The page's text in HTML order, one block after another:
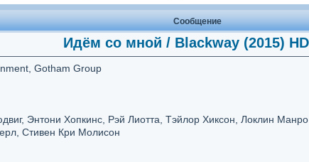
Сообщение
Идём со мной / Blackway (2015)
Gotham Group
Энтони Хопкинс, Рэй Лиотта, Тэйлор Хиксон, Локлин
Стивен Кри Молисон